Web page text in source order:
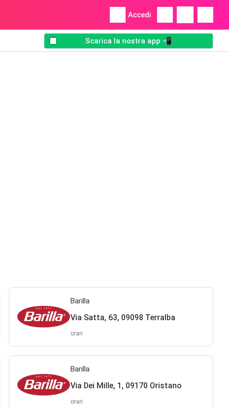
Accedi
Scarica la nostra app 📲
Barilla
Via Satta, 63, 09098 Terralba
orari
Barilla
Via Dei Mille, 1, 09170 Oristano
orari